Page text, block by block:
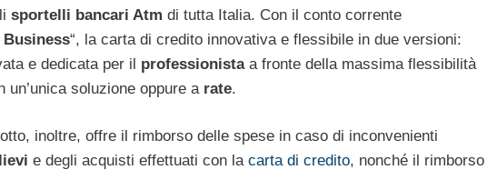
sportelli bancari Atm di tutta Italia. Con il conto corrente
“, la carta di credito innovativa e flessibile in due versioni:
e dedicata per il professionistaa fronte della massima flessibilità
soluzione oppure a rate.
inoltre, offre il rimborso delle spese in caso di inconvenienti
e degli acquisti effettuati con la carta di credito, nonché il rimborso